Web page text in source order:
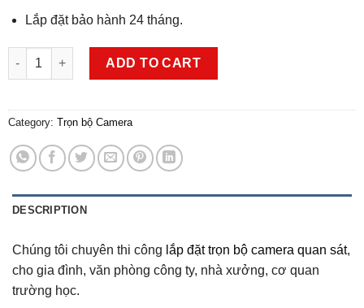
Lắp đặt bảo hành 24 tháng.
Trọn Bộ Camera Hikvision 1 Mắt Full HD 1080 Giá Rẻ quantity
ADD TO CART
Category: Trọn bộ Camera
DESCRIPTION
Chúng tôi chuyên thi công lắp đặt trọn bộ camera quan sát,
cho gia đình, văn phòng công ty, nhà xưởng, cơ quan
trường học.